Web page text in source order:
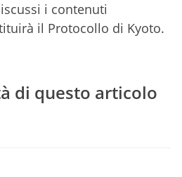
i contenuti
il Protocollo di Kyoto.
di questo articolo